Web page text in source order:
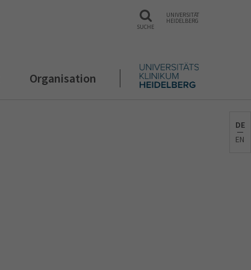
SUCHE
UNIVERSITÄT
HEIDELBERG
Organisation
DE
EN